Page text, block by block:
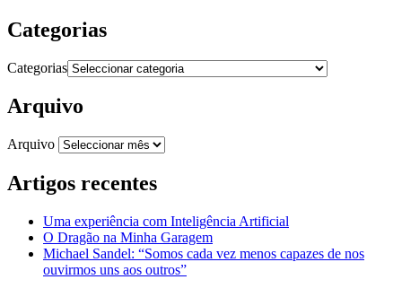
Categorias
Categorias
Arquivo
Arquivo
Artigos recentes
Uma experiência com Inteligência Artificial
O Dragão na Minha Garagem
Michael Sandel: “Somos cada vez menos capazes de nos
ouvirmos uns aos outros”